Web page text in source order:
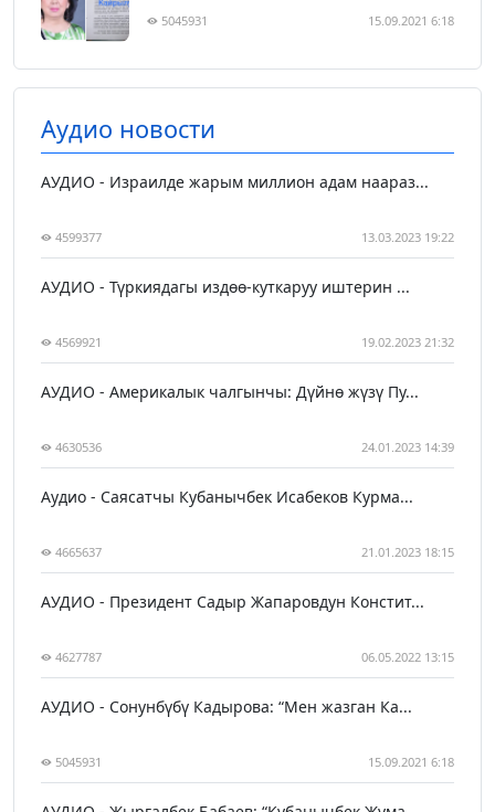
5045931 15.09.2021 6:18
Аудио новости
АУДИО - Израилде жарым миллион адам наараз...
4599377 13.03.2023 19:22
АУДИО - Түркиядагы издөө-куткаруу иштерин ...
4569921 19.02.2023 21:32
АУДИО - Америкалык чалгынчы: Дүйнө жүзү Пу...
4630536 24.01.2023 14:39
Аудио - Саясатчы Кубанычбек Исабеков Курма...
4665637 21.01.2023 18:15
АУДИО - Президент Садыр Жапаровдун Констит...
4627787 06.05.2022 13:15
АУДИО - Сонунбүбү Кадырова: “Мен жазган Ка...
5045931 15.09.2021 6:18